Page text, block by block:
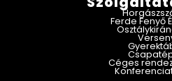
Ferde Fenyő
Céges